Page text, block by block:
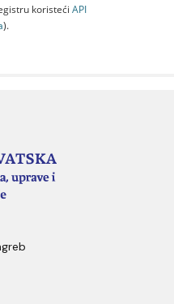
koristeći API
).